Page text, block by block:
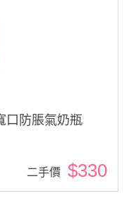
口防脹氣奶瓶
$330
二手價